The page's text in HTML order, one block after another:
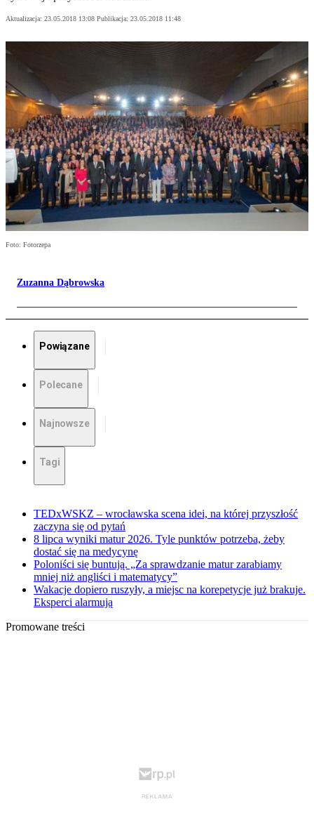
Aktualizacja: 23.05.2018 13:08 Publikacja: 23.05.2018 11:48
Foto: Fotorzepa
Zuzanna Dąbrowska
Powiązane
Polecane
Najnowsze
Tagi
TEDxWSKZ – wrocławska scena idei, na której przyszłość
zaczyna się od pytań
8 lipca wyniki matur 2026. Tyle punktów potrzeba, żeby
dostać się na medycynę
Poloniści się buntują. „Za sprawdzanie matur zarabiamy
mniej niż angliści i matematycy”
Wakacje dopiero ruszyły, a miejsc na korepetycje już brakuje.
Eksperci alarmują
Promowane treści